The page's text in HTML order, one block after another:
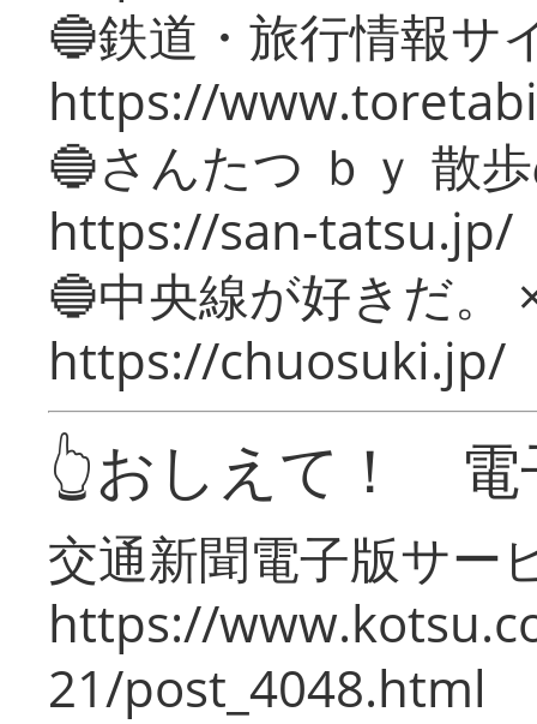
🔵鉄道・旅行情報サ
https://
🔵さんたつ ｂｙ 散
https://san-tatsu.jp/
🔵中央線が好きだ。
https://chuosuki.jp/
👆おしえて！ 電
交通新聞電子版サー
https://
21/post_4048.html